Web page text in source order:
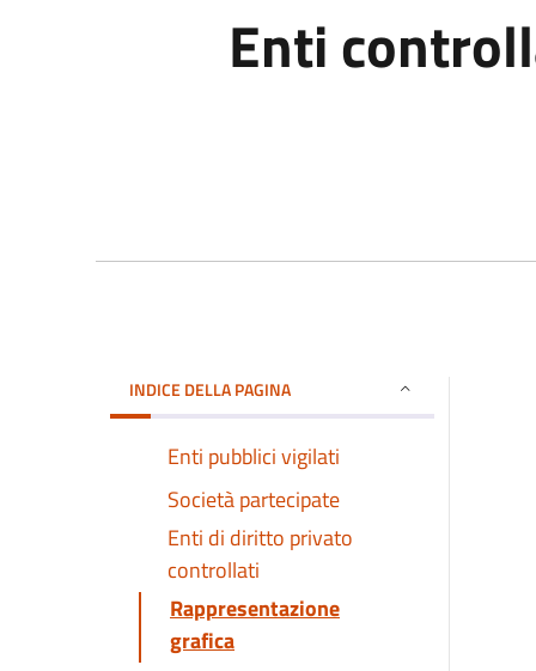
Enti
INDICE DELLA PAGINA
Enti pubblici vigilati
Società partecipate
Enti di diritto privato
controllati
Rappresentazione
grafica